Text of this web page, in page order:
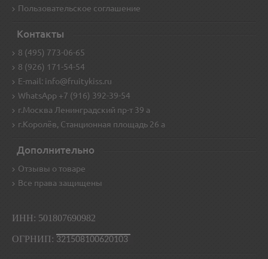
Пользовательское соглашение
Контакты
8 (495) 773-06-65
8 (926) 171-54-54
E-mail: info@fruitykiss.ru
WhatsApp +7 (916) 392-39-54
г.Москва Ленинградский пр-т 39 а
г.Королёв, Станционная площадь 26 а
Дополнительно
Отзывы о товаре
Все права защищены
ИНН: 501807690982
ОГРНИП: 321508100620103